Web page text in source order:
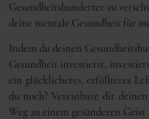
Gesundheitshunderter zu
deine mentale Gesundheit für
Indem du deinen
Gesundheit investierst,
ein glücklicheres, erfüllteres
du noch? Vereinbare dir
Weg zu einem gesünderen